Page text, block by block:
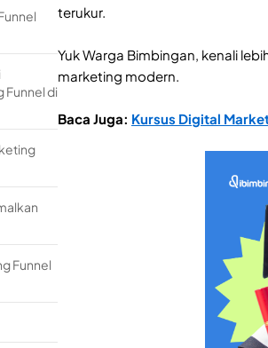
Funnel di
Funnel
terukur.
Yuk Warga Bimbingan, kenali
marketing modern.
Baca Juga: Kursus Digital